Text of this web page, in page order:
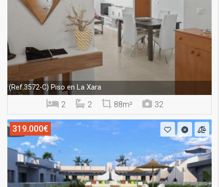
(Ref.3572-C) Piso en La Xara
2 2 88m² 32
319.000€